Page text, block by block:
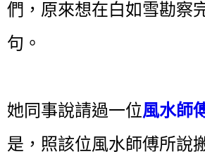
們，原來想在白如雪勘察
句。
她同事說請過一位風水師
是，照該位風水師傅所說